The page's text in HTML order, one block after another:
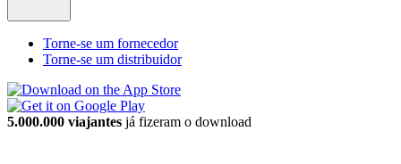
Torne-se um fornecedor
Torne-se um distribuidor
5.000.000 viajantes já fizeram o download